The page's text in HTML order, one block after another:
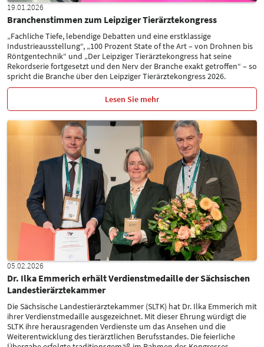
19.01.2026
Branchenstimmen zum Leipziger Tierärztekongress
„Fachliche Tiefe, lebendige Debatten und eine erstklassige
Industrieausstellung“, „100 Prozent State of the Art – von Drohnen bis
Röntgentechnik“ und „Der Leipziger Tierärztekongress hat seine
Rekordserie fortgesetzt und den Nerv der Branche exakt getroffen“ – so
spricht die Branche über den Leipziger Tierärztekongress 2026.
Lesen Sie mehr
05.02.2026
Dr. Ilka Emmerich erhält Verdienstmedaille der Sächsischen
Landestierärztekammer
Die Sächsische Landestierärztekammer (SLTK) hat Dr. Ilka Emmerich mit
ihrer Verdienstmedaille ausgezeichnet. Mit dieser Ehrung würdigt die
SLTK ihre herausragenden Verdienste um das Ansehen und die
Weiterentwicklung des tierärztlichen Berufsstandes. Die feierliche